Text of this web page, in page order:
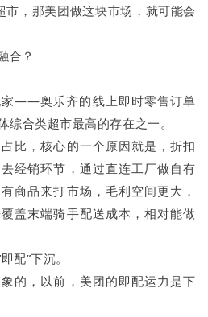
市，那美团做这块市场，就可能会
合？
家——奥乐齐的线上即时零售订单
合类超市最高的存在之一。
比，核心的一个原因就是，折扣
经销环节，通过直连工厂做自有
商品来打市场，毛利空间更大，
盖末端骑手配送成本，相对能做
配”下沉。
的，以前，美团的即配运力是下